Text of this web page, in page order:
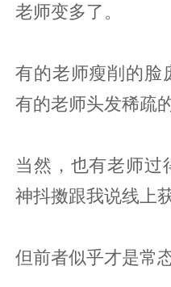
老师变多了。
有的老师瘦削的脸
有的老师头发稀疏
当然，也有老师过
神抖擞跟我说线上
但前者似乎才是常态